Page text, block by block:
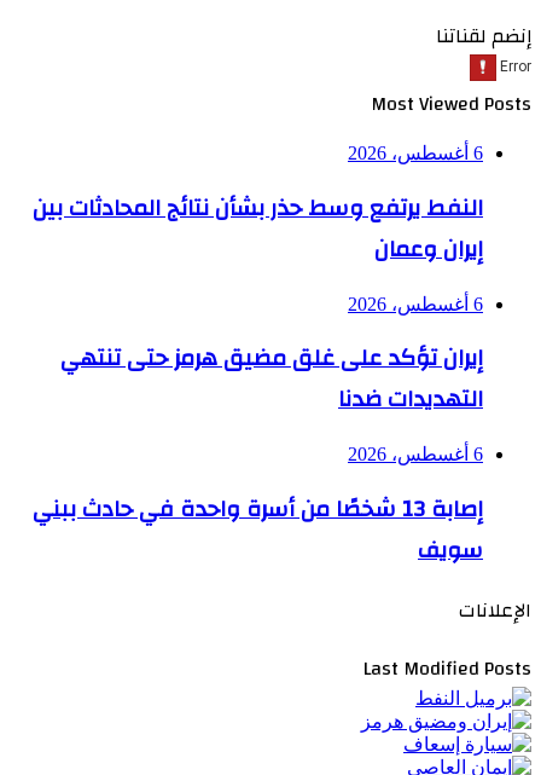
إنضم لقناتنا
Most Viewed Posts
6 أغسطس، 2026
النفط يرتفع وسط حذر بشأن نتائج المحادثات بين
إيران وعمان
6 أغسطس، 2026
إيران تؤكد على غلق مضيق هرمز حتى تنتهي
التهديدات ضدنا
6 أغسطس، 2026
إصابة 13 شخصًا من أسرة واحدة في حادث ببني
سويف
الإعلانات
Last Modified Posts